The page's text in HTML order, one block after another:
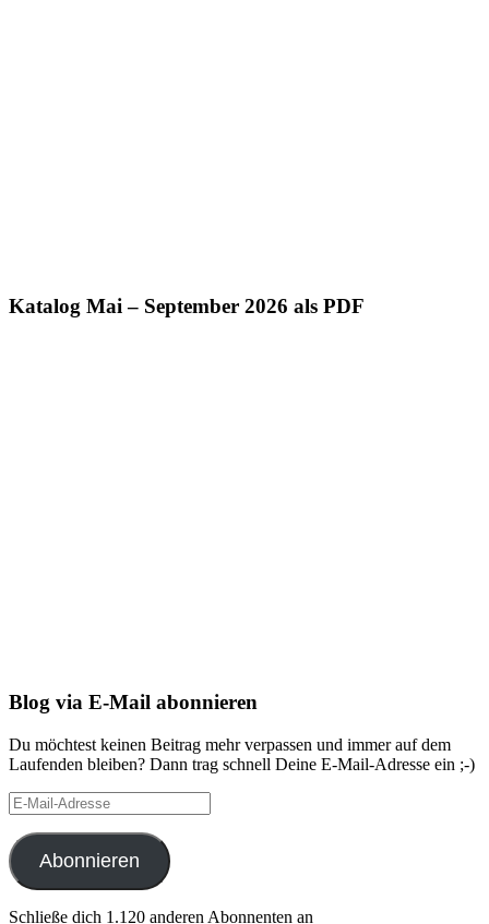
Katalog Mai – September 2026 als PDF
Blog via E-Mail abonnieren
Du möchtest keinen Beitrag mehr verpassen und immer auf dem
Laufenden bleiben? Dann trag schnell Deine E-Mail-Adresse ein ;-)
E-
Mail-
Adresse
Abonnieren
Schließe dich 1.120 anderen Abonnenten an